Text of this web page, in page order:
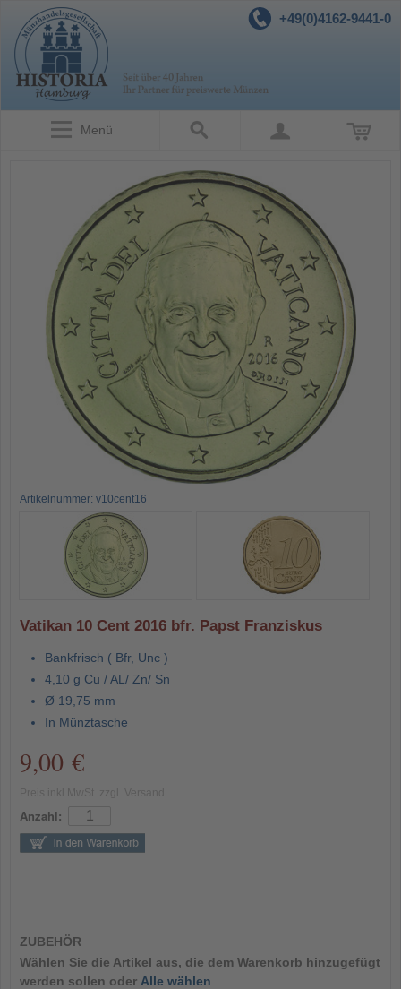
+49(0)4162-9441-0
Menü
Artikelnummer: v10cent16
Vatikan 10 Cent 2016 bfr. Papst Franziskus
Bankfrisch ( Bfr, Unc )
4,10 g Cu / AL/ Zn/ Sn
Ø 19,75 mm
In Münztasche
9,00 €
Anzahl:
ZUBEHÖR
Wählen Sie die Artikel aus, die dem Warenkorb hinzugefügt
werden sollen oder Alle wählen